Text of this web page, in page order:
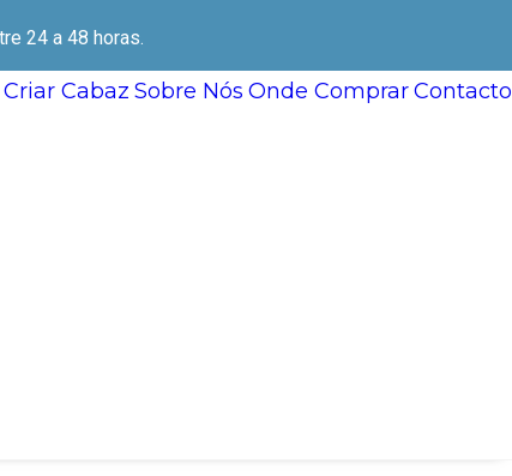
24 a 48 horas.
Criar Cabaz Sobre Nós Onde Comprar